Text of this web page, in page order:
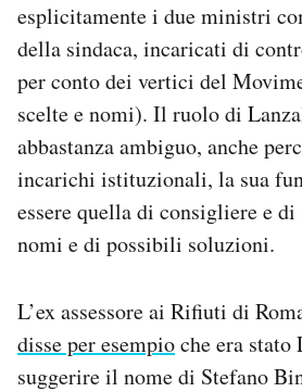
esplicitamente i due ministri
della sindaca, incaricati di
per conto dei vertici del
scelte e nomi). Il ruolo di
abbastanza ambiguo, anche
incarichi istituzionali, la sua
essere quella di consigliere e
nomi e di possibili soluzioni.
L’ex assessore ai Rifiuti di
disse per esempioche era stato
suggerire il nome di Stefano